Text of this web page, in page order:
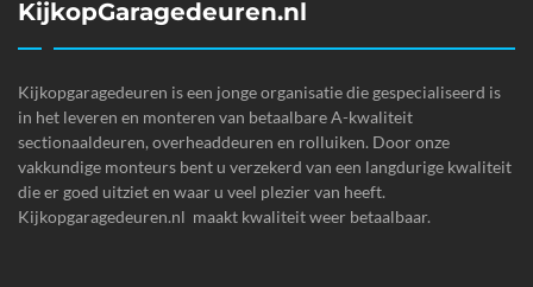
KijkopGaragedeuren.nl
Kijkopgaragedeuren is een jonge organisatie die gespecialiseerd is
in het leveren en monteren van betaalbare A-kwaliteit
sectionaaldeuren, overheaddeuren en rolluiken. Door onze
vakkundige monteurs bent u verzekerd van een langdurige kwaliteit
die er goed uitziet en waar u veel plezier van heeft.
Kijkopgaragedeuren.nl maakt kwaliteit weer betaalbaar.